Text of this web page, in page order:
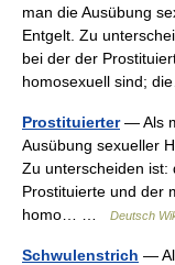
man die Ausübung
Entgelt. Zu
bei der der
homosexuell sind;
Prostituierter— Als
Ausübung sexueller
Zu unterscheiden ist:
Prostituierte und der
homo… …
Deutsch
Schwulenstrich —